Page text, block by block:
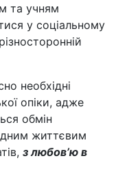
та учням
у соціальному
необхідні
опіки, адже
обмін
життєвим
з любов’ю в